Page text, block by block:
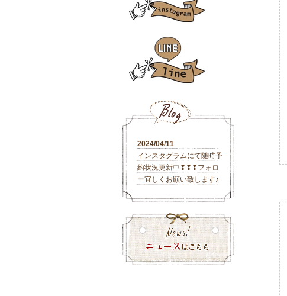
2024/04/11
インスタグラムにて随時予
約状況更新中❢❢❢フォロ
ー宜しくお願い致します♪